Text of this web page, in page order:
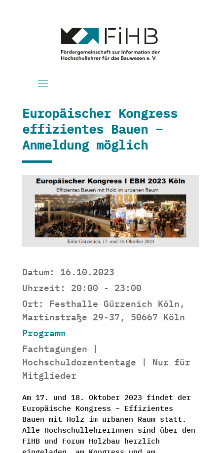
Europäischer Kongress
effizientes Bauen –
Anmeldung möglich
Datum: 16.10.2023
Uhrzeit: 20:00 - 23:00
Ort: Festhalle Gürzenich Köln,
Martinstraße 29-37, 50667 Köln
Programm
Fachtagungen |
Hochschuldozententage | Nur für
Mitglieder
Am 17. und 18. Oktober 2023 findet der
Europäische Kongress – Effizientes
Bauen mit Holz im urbanen Raum statt.
Alle HochschullehrerInnen sind über den
FIHB und Forum Holzbau herzlich